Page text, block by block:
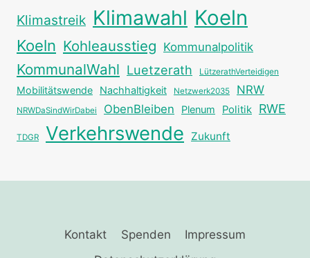
Klimastreik Klimawahl Koeln
Koeln Kohleausstieg Kommunalpolitik
KommunalWahl Luetzerath LützerathVerteidigen
Mobilitätswende Nachhaltigkeit Netzwerk2035 NRW
NRWDaSindWirDabei ObenBleiben Plenum Politik RWE
TDGR Verkehrswende Zukunft
Kontakt Spenden
Impressum